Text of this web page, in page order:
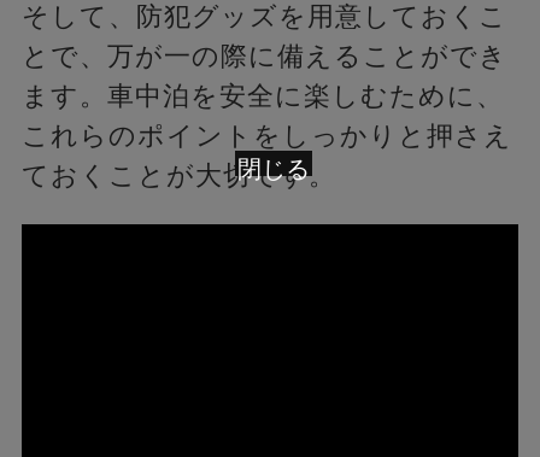
そして、防犯グッズを用意しておくこ
とで、万が一の際に備えることができ
ます。車中泊を安全に楽しむために、
これらのポイントをしっかりと押さえ
ておくことが大切です。
閉じる